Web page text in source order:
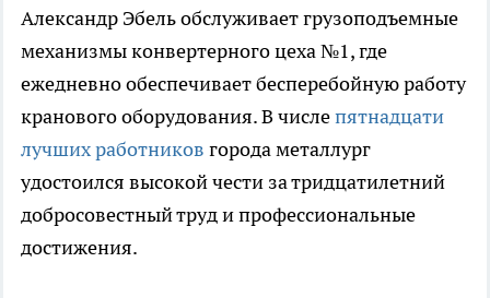
Александр Эбель обслуживает грузоподъемные
механизмы конвертерного цеха №1, где
ежедневно обеспечивает бесперебойную работу
кранового оборудования. В числепятнадцати
лучших работников города металлург
удостоился высокой чести за тридцатилетний
добросовестный труд и профессиональные
достижения.